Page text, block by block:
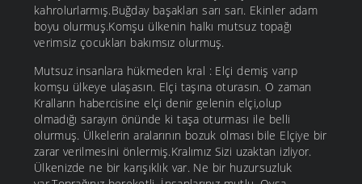
kahrolurlarmış.Buğday başakları sarı sarı. Ekinler adam
boyu olurmuş.Komşu ülkenin halkı mutsuz topağı
verimsiz çocukları bakımsız olurmuş.
Mutsuz insanlara hükmeden kral : Elçi demiş varıp
komşu ülkeye ulaşasın. Elçi taşına oturasın. O zaman
Kralların habercisine elçi denir gelenin elçi,olup
olmadığı sarayın önünde ki taşa oturması ile belli
olurmuş. Ülkelerin aralarının bozuk olması bile Elçiye bir
zarar verilmesini önlermiş.Kralımız Sizi uzaktan izliyor.
Ülkenizde ne bir karışıklık var. Ne bir huzursuzluk